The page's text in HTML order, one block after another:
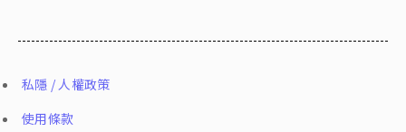
私隱 / 人權政策
使用條款